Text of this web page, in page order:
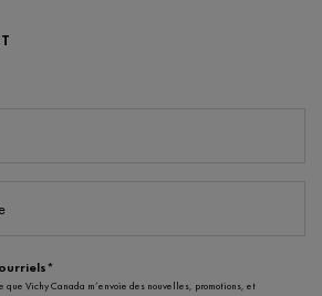
que Vichy Canada m’envoie des nouvelles, promotions, et